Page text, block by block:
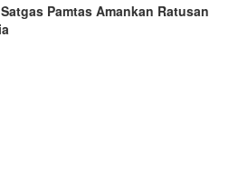
Pamtas Amankan Ratusan